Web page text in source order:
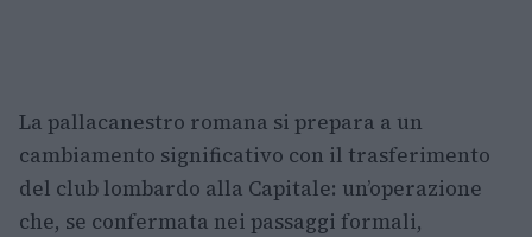
La pallacanestro romana si prepara a un
cambiamento significativo con il trasferimento
del club lombardo alla Capitale: un’operazione
che, se confermata nei passaggi formali,